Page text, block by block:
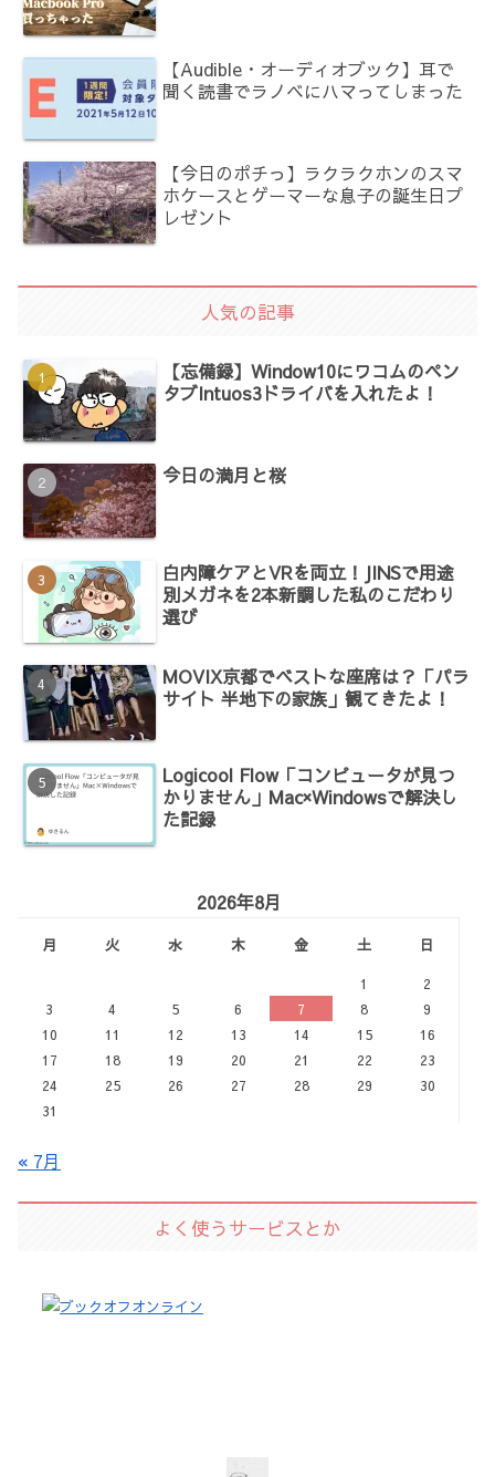
【Audible・オーディオブック】耳で
聞く読書でラノベにハマってしまった
【今日のポチっ】ラクラクホンのスマ
ホケースとゲーマーな息子の誕生日プ
レゼント
人気の記事
【忘備録】Window10にワコムのペン
タブIntuos3ドライバを入れたよ！
今日の満月と桜
白内障ケアとVRを両立！JINSで用途
別メガネを2本新調した私のこだわり
選び
MOVIX京都でベストな座席は？「パラ
サイト 半地下の家族」観てきたよ！
Logicool Flow「コンピュータが見つ
かりません」Mac×Windowsで解決し
た記録
2026年8月
月 火 水 木 金 土 日
1
2
3
4 5 6 7 8
9
10
11 12 13 14 15
16
17
18 19 20 21 22
23
24
25 26 27 28 29
30
31
« 7月
よく使うサービスとか